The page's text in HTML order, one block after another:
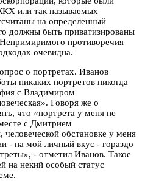
или так называемых
на определенный
должны быть приватизированы
противоречия
очевидна.
о портретах. Иванов
никаких портретов никогда
с Владимиром
Говоря же о
что «портрета у меня не
с Дмитрием
обстановке у меня
- на мой личный вкус - гораздо
- отметил Иванов. Такое
на некий особый статус